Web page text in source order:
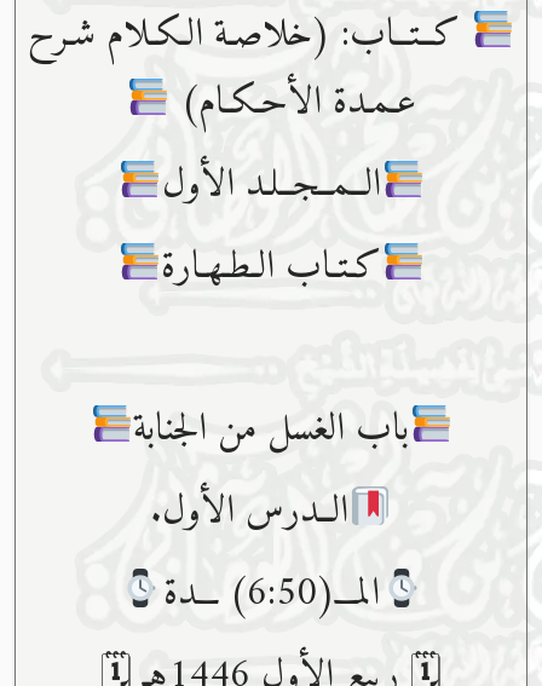
كــتــاب: (خلاصـة الـكـلام شـرح
عـمـدة الأحـكـام)
الــمــجــلـد الأول
كـتـاب الـطـهـارة
باب الغسل من الجنابة
الــدرس الأول.
المـــ(6:50) ـــدة